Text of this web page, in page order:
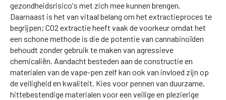
gezondheidsrisico's met zich mee kunnen brengen.
Daarnaast is het van vitaal belang om het extractieproces te
begrijpen; CO2 extractie heeft vaak de voorkeur omdat het
een schone methode is die de potentie van cannabinoïden
behoudt zonder gebruik te maken van agressieve
chemicaliën. Aandacht besteden aan de constructie en
materialen van de vape-pen zelf kan ook van invloed zijn op
de veiligheid en kwaliteit. Kies voor pennen van duurzame,
hittebestendige materialen voor een veilige en plezierige